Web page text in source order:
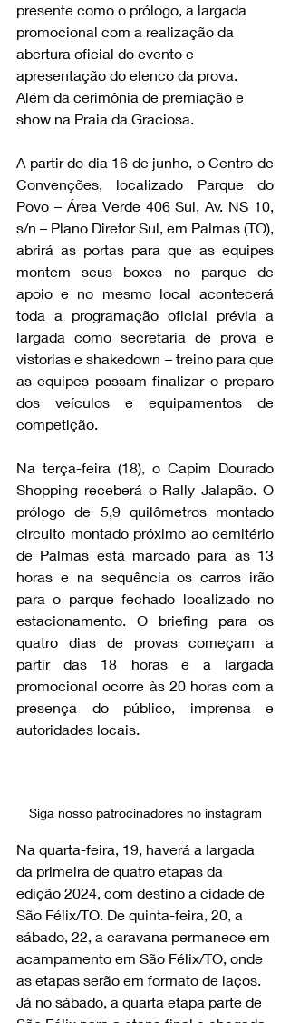
presente como o prólogo, a largada
promocional com a realização da
abertura oficial do evento e
apresentação do elenco da prova.
Além da cerimônia de premiação e
show na Praia da Graciosa.
A partir do dia 16 de junho, o Centro de
Convenções, localizado Parque do
Povo – Área Verde 406 Sul, Av. NS 10,
s/n – Plano Diretor Sul, em Palmas (TO),
abrirá as portas para que as equipes
montem seus boxes no parque de
apoio e no mesmo local acontecerá
toda a programação oficial prévia a
largada como secretaria de prova e
vistorias e shakedown – treino para que
as equipes possam finalizar o preparo
dos veículos e equipamentos de
competição.
Na terça-feira (18), o Capim Dourado
Shopping receberá o Rally Jalapão. O
prólogo de 5,9 quilômetros montado
circuito montado próximo ao cemitério
de Palmas está marcado para as 13
horas e na sequência os carros irão
para o parque fechado localizado no
estacionamento. O briefing para os
quatro dias de provas começam a
partir das 18 horas e a largada
promocional ocorre às 20 horas com a
presença do público, imprensa e
autoridades locais.
Siga nosso patrocinadores no instagram
Na quarta-feira, 19, haverá a largada
da primeira de quatro etapas da
edição 2024, com destino a cidade de
São Félix/TO. De quinta-feira, 20, a
sábado, 22, a caravana permanece em
acampamento em São Félix/TO, onde
as etapas serão em formato de laços.
Já no sábado, a quarta etapa parte de